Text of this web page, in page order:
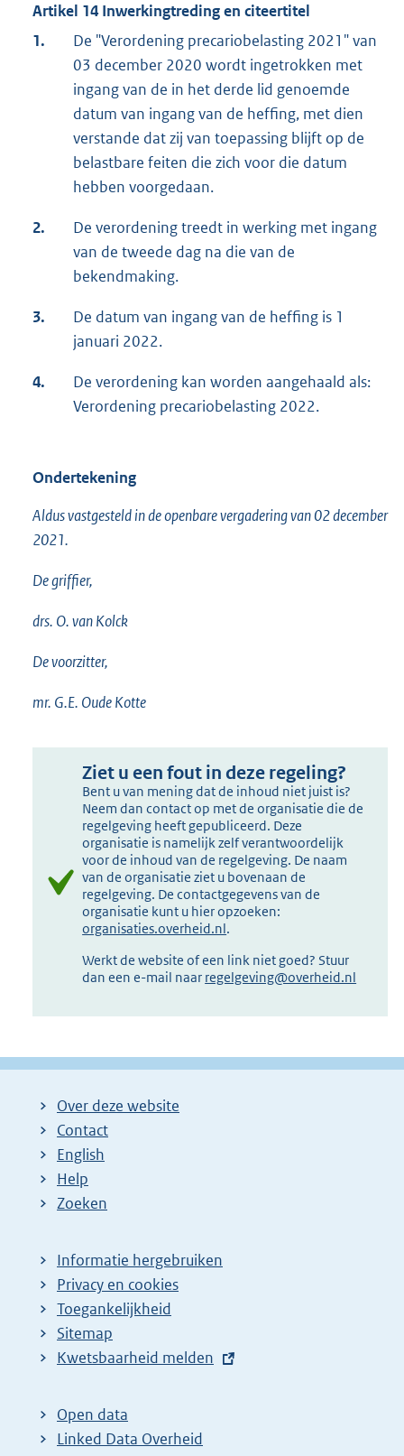
Artikel 14 Inwerkingtreding en citeertitel
1.
De "Verordening precariobelasting 2021" van
03 december 2020 wordt ingetrokken met
ingang van de in het derde lid genoemde
datum van ingang van de heffing, met dien
verstande dat zij van toepassing blijft op de
belastbare feiten die zich voor die datum
hebben voorgedaan.
2.
De verordening treedt in werking met ingang
van de tweede dag na die van de
bekendmaking.
3.
De datum van ingang van de heffing is 1
januari 2022.
4.
De verordening kan worden aangehaald als:
Verordening precariobelasting 2022.
Ondertekening
Aldus vastgesteld in de openbare vergadering van 02 december
2021.
De griffier,
drs. O. van Kolck
De voorzitter,
mr. G.E. Oude Kotte
Ziet u een fout in deze regeling?
Bent u van mening dat de inhoud niet juist is?
Neem dan contact op met de organisatie die de
regelgeving heeft gepubliceerd. Deze
organisatie is namelijk zelf verantwoordelijk
voor de inhoud van de regelgeving. De naam
van de organisatie ziet u bovenaan de
regelgeving. De contactgegevens van de
organisatie kunt u hier opzoeken:
organisaties.overheid.nl.
Werkt de website of een link niet goed? Stuur
dan een e-mail naar regelgeving@overheid.nl
Over deze website
Contact
English
Help
Zoeken
Informatie hergebruiken
Privacy en cookies
Toegankelijkheid
Sitemap
E
t
e
Kwetsbaarheid melden
Open data
Linked Data Overheid